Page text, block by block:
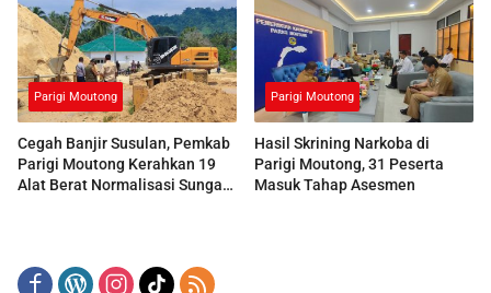
Parigi Moutong
Cegah Banjir Susulan, Pemkab
Parigi Moutong Kerahkan 19
Alat Berat Normalisasi Sungai
Parigi Moutong
Hasil Skrining Narkoba di
Parigi Moutong, 31 Peserta
Masuk Tahap Asesmen